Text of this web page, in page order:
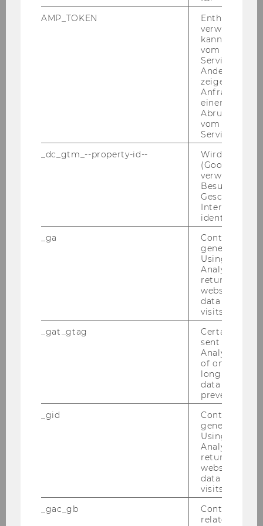
Global Transfer Pricing Conference 2017 -
Doctorate Seminar on European Tax Law -
Unternehmenssteuerrecht - 18.01.2017
Court of Justice of the European Union:
AMP_TOKEN
Enthält ein
verwendet
kann, um
vom AMP-
Service
Andere
zeigen Opt-
Anfrage im
einen Fehler
Abrufen
vom AMP
Service an.
_dc_gtm_--property-id--
Wird von
(Google Tag
verwendet,
Besucher
Geschlecht
Interessen zu
identifizieren.
_ga
Contains a
generated
Using this
Analytics can
returning
website and
data from
visits.
_gat_gtag
Certain data
sent to
Analytics a
of once per
long as it is
data
prevented.
_gid
Contains a
generated
Using this
Analytics can
returning
website and
data from
visits.
_gac_gb
Contains
related